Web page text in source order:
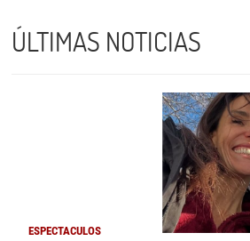
ÚLTIMAS NOTICIAS
ESPECTACULOS